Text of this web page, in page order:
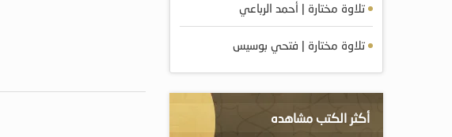
تلاوة مختارة | أحمد الرباعي
تلاوة مختارة | فتحي بوسيس
أكثر الكتب مشاهده